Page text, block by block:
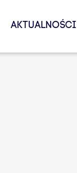
AKTUALNOŚCI